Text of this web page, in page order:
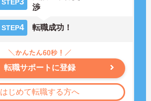
STEP
渉
STEP4 転職成功！
転職サポートに登録
はじめて転職する方へ